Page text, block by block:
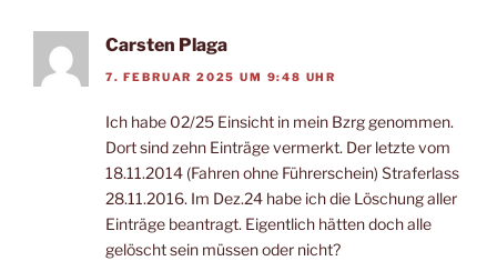
Carsten Plaga
7. FEBRUAR 2025 UM 9:48 UHR
Ich habe 02/25 Einsicht in mein Bzrg genommen.
Dort sind zehn Einträge vermerkt. Der letzte vom
18.11.2014 (Fahren ohne Führerschein) Straferlass
28.11.2016. Im Dez.24 habe ich die Löschung aller
Einträge beantragt. Eigentlich hätten doch alle
gelöscht sein müssen oder nicht?